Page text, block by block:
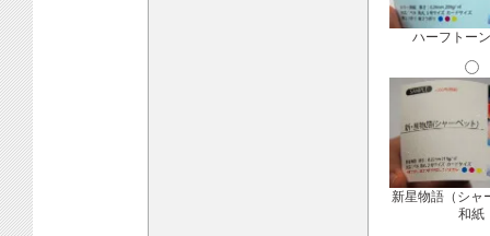
ハーフトー
新星物語（シャ
和紙